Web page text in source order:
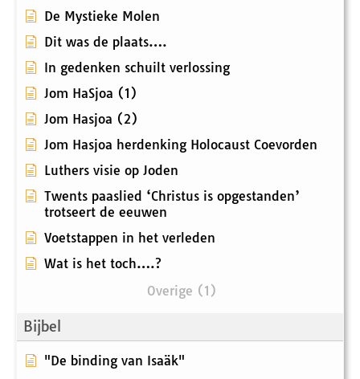
De Mystieke Molen
Dit was de plaats….
In gedenken schuilt verlossing
Jom HaSjoa (1)
Jom Hasjoa (2)
Jom Hasjoa herdenking Holocaust Coevorden
Luthers visie op Joden
Twents paaslied ‘Christus is opgestanden’
trotseert de eeuwen
Voetstappen in het verleden
Wat is het toch….?
Overige (1)
Bijbel
"De binding van Isaäk"